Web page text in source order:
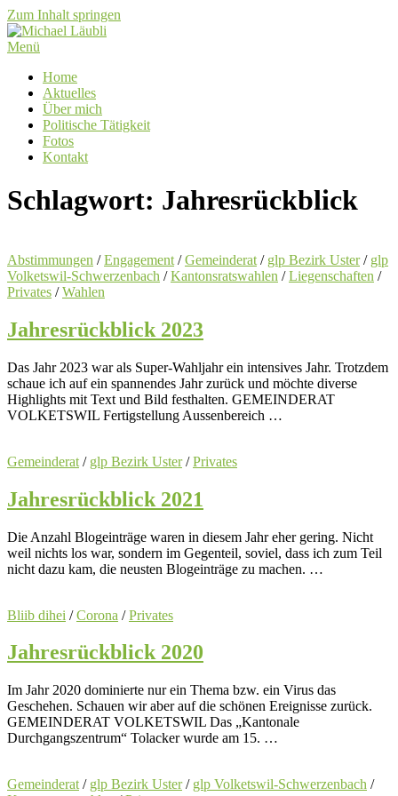
Zum Inhalt springen
Menü
Home
Aktuelles
Über mich
Politische Tätigkeit
Fotos
Kontakt
Schlagwort: Jahresrückblick
Abstimmungen /Engagement /Gemeinderat / glp Bezirk Uster/ glp
Volketswil-Schwerzenbach /Kantonsratswahlen /Liegenschaften /
Privates /Wahlen
Jahresrückblick 2023
Das Jahr 2023 war als Super-Wahljahr ein intensives Jahr. Trotzdem
schaue ich auf ein spannendes Jahr zurück und möchte diverse
Highlights mit Text und Bild festhalten. GEMEINDERAT
VOLKETSWIL Fertigstellung Aussenbereich …
Gemeinderat / glp Bezirk Uster/Privates
Jahresrückblick 2021
Die Anzahl Blogeinträge waren in diesem Jahr eher gering. Nicht
weil nichts los war, sondern im Gegenteil, soviel, dass ich zum Teil
nicht dazu kam, die neusten Blogeinträge zu machen. …
Bliib dihei /Corona /Privates
Jahresrückblick 2020
Im Jahr 2020 dominierte nur ein Thema bzw. ein Virus das
Geschehen. Schauen wir aber auf die schönen Ereignisse zurück.
GEMEINDERAT VOLKETSWIL Das „Kantonale
Durchgangszentrum“ Tolacker wurde am 15. …
Gemeinderat / glp Bezirk Uster/ glp Volketswil-Schwerzenbach /